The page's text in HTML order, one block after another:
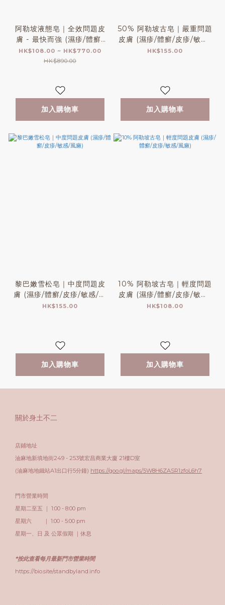
阿勒坡液態皂｜全效問題皮
膚 - 最快而強 (濕疹/體癬/
皮疹/敏感/風癩/面疹)
【600ml補充裝售罄，急用
HK$108.00 ~ HK$770.00
HK$890.00
加入購物車
50% 阿勒坡古皂｜嚴重問題
皮膚 (濕疹/體癬/皮疹/敏感/
風癩)
HK$155.00
加入購物車
黎巴嫩雪松皂｜中度問題皮
膚 (濕疹/體癬/皮疹/敏感/風
癩)
HK$155.00
加入購物車
10% 阿勒坡古皂｜輕度問題
皮膚 (濕疹/體癬/皮疹/敏感/
風癩)
HK$108.00
加入購物車
關於身土不二
店鋪地址
油麻地新填地街249 - 253號宏昌商業大廈 21樓D室
(油麻地地鐵站A1出口行5分鐘) https://goo.gl/maps/5W8H6ZASR1zfoL6h7
門市營業時間
星期二至五 ｜ 1:00 - 8:00 pm
星期六 ｜ 1:00 - 5:00 pm
星期一、日 及 公眾假期 ｜休息
*按此查看每月最新門市營業時間
https://bio.site/standbyland.info